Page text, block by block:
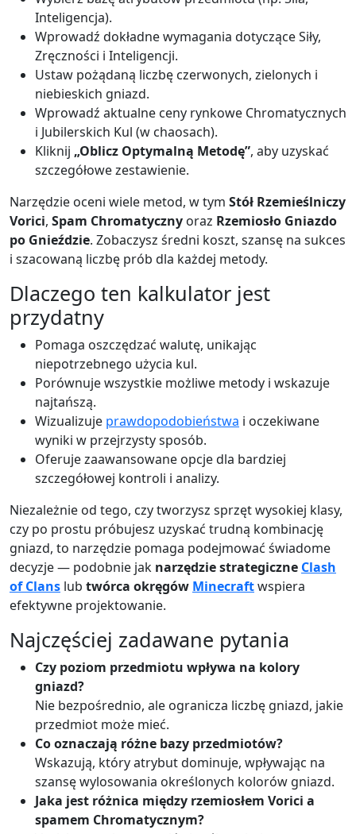
Inteligencja).
Wprowadź dokładne wymagania dotyczące Siły,
Zręczności i Inteligencji.
Ustaw pożądaną liczbę czerwonych, zielonych i
niebieskich gniazd.
Wprowadź aktualne ceny rynkowe Chromatycznych
i Jubilerskich Kul (w chaosach).
Kliknij „Oblicz Optymalną Metodę”, aby uzyskać
szczegółowe zestawienie.
Narzędzie oceni wiele metod, w tym Stół Rzemieślniczy
Vorici, Spam Chromatyczny oraz Rzemiosło Gniazdo
po Gnieździe. Zobaczysz średni koszt, szansę na sukces
i szacowaną liczbę prób dla każdej metody.
Dlaczego ten kalkulator jest
przydatny
Pomaga oszczędzać walutę, unikając
niepotrzebnego użycia kul.
Porównuje wszystkie możliwe metody i wskazuje
najtańszą.
Wizualizuje prawdopodobieństwa i oczekiwane
wyniki w przejrzysty sposób.
Oferuje zaawansowane opcje dla bardziej
szczegółowej kontroli i analizy.
Niezależnie od tego, czy tworzysz sprzęt wysokiej klasy,
czy po prostu próbujesz uzyskać trudną kombinację
gniazd, to narzędzie pomaga podejmować świadome
decyzje — podobnie jak narzędzie strategiczne Clash
of Clans lub twórca okręgów Minecraftwspiera
efektywne projektowanie.
Najczęściej zadawane pytania
Czy poziom przedmiotu wpływa na kolory
gniazd?
Nie bezpośrednio, ale ogranicza liczbę gniazd, jakie
przedmiot może mieć.
Co oznaczają różne bazy przedmiotów?
Wskazują, który atrybut dominuje, wpływając na
szansę wylosowania określonych kolorów gniazd.
Jaka jest różnica między rzemiosłem Vorici a
spamem Chromatycznym?